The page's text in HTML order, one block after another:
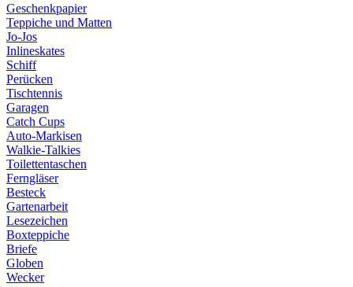
Geschenkpapier
Teppiche und Matten
Jo-Jos
Inlineskates
Schiff
Perücken
Tischtennis
Garagen
Catch Cups
Auto-Markisen
Walkie-Talkies
Toilettentaschen
Ferngläser
Besteck
Gartenarbeit
Lesezeichen
Boxteppiche
Briefe
Globen
Wecker